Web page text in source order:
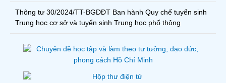
Thông tư 30/2024/TT-BGDĐT Ban hành Quy chế tuyển sinh
Trung học cơ sở và tuyển sinh Trung học phổ thông